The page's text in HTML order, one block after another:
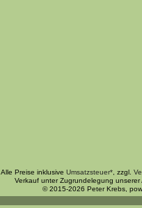
Alle Preise inklusive Umsatzsteuer* , zzgl.
Verkauf unter Zugrundelegung unserer
© 2015-2026 Peter Krebs,